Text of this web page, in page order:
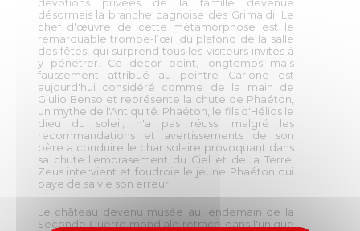
dévotions privées de la famille devenue
désormais la branche cagnoise des Grimaldi. Le
chef d'œuvre de cette métamorphose est le
remarquable trompe-l’œil du plafond de la salle
des fêtes, qui surprend tous les visiteurs invités à
y pénétrer. Ce décor peint, longtemps mais
faussement attribué au peintre Carlone est
aujourd'hui considéré comme de la main de
Giulio Benso et représente la chute de Phaéton,
un mythe de l'Antiquité. Phaéton, le fils d'Hélios le
dieu du soleil, n'a pas réussi malgré les
recommandations et avertissements de son
père a conduire le char solaire provoquant dans
sa chute l'embrasement du Ciel et de la Terre.
Zeus intervient et foudroie le jeune Phaéton qui
paye de sa vie son erreur.
Le château devenu musée au lendemain de la
Seconde Guerre mondiale retrace dans l'unique